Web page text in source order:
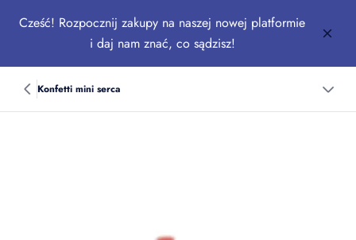
Cześć! Rozpocznij zakupy na naszej nowej platformie
i daj nam znać, co sądzisz!
Konfetti mini serca